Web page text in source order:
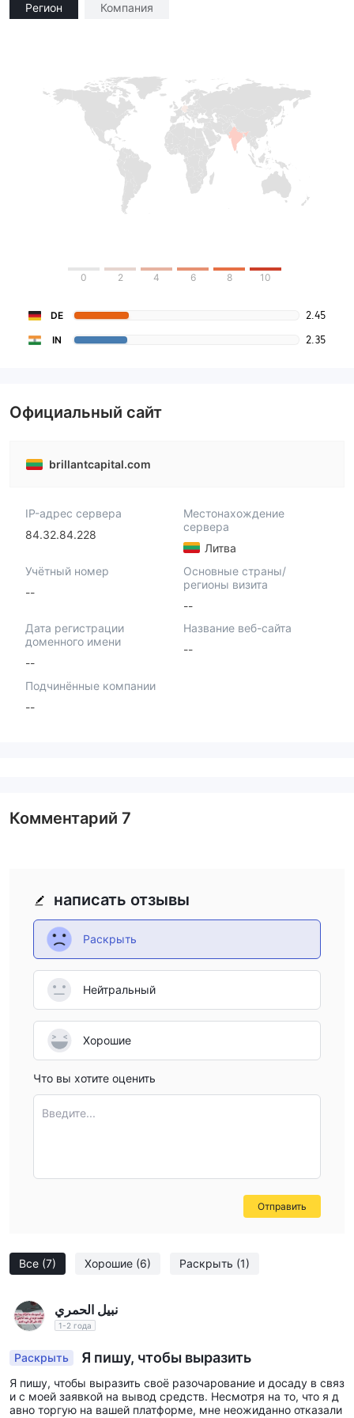
Регион Компания
0 2 4 6 8 10
DE 2.45
IN 2.35
Официальный сайт
brillantcapital.com
IP-адрес сервера
84.32.84.228
Местонахождение
сервера
Литва
Учётный номер
--
Основные страны/
регионы визита
--
Дата регистрации
доменного имени
--
Название веб-сайта
--
Подчинённые компании
--
Все (7) Хорошие (6) Раскрыть (1)
نبيل الحمري
1-2 года
Раскрыть Я пишу, чтобы выразить
Я пишу, чтобы выразить своё разочарование и досаду в связ
и с моей заявкой на вывод средств. Несмотря на то, что я д
авно торгую на вашей платформе, мне неожиданно отказали
написать отзывы
Раскрыть
Нейтральный
Хорошие
Что вы хотите оценить
Введите...
Отправить
Комментарий 7